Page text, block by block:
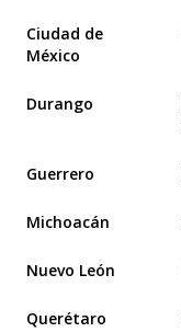
Ciudad de
México
Durango
Guerrero
Michoacán
Nuevo León
Querétaro